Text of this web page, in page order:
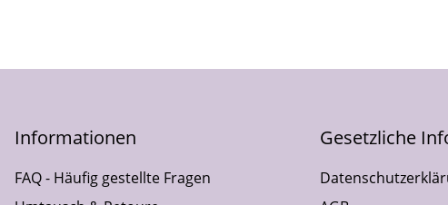
Informationen
FAQ - Häufig gestellte Fragen
Gesetzliche